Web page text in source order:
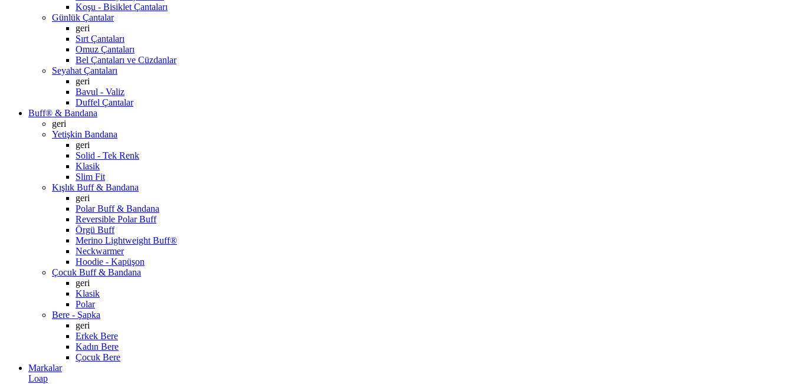
Koşu - Bisiklet Çantaları
Günlük Çantalar
geri
Sırt Çantaları
Omuz Çantaları
Bel Çantaları ve Cüzdanlar
Seyahat Çantaları
geri
Bavul - Valiz
Duffel Çantalar
Buff® & Bandana
geri
Yetişkin Bandana
geri
Solid - Tek Renk
Klasik
Slim Fit
Kışlık Buff & Bandana
geri
Polar Buff & Bandana
Reversible Polar Buff
Örgü Buff
Merino Lightweight Buff®
Neckwarmer
Hoodie - Kapüşon
Çocuk Buff & Bandana
geri
Klasik
Polar
Bere - Şapka
geri
Erkek Bere
Kadın Bere
Çocuk Bere
Markalar
Loap